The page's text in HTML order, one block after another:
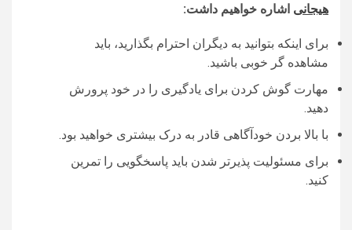
هیجانی اشاره خواهیم داشت:
برای اینکه بتوانید به دیگران احترام بگذارید، باید
مشاهده‌ گر خوبی باشید.
مهارت گوش کردن برای یادگیری را در خود پرورش
دهید.
با بالا بردن خودآگاهی قادر به درک بیشتری خواهید بود.
برای مسئولیت‌ پذیرتر شدن باید پاسخگویی را تمرین
کنید.